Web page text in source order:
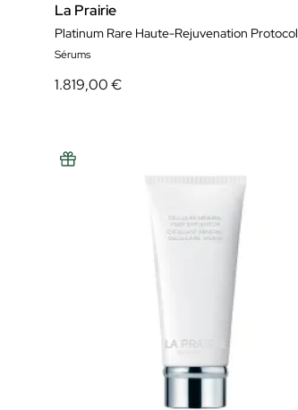
La Prairie
Platinum Rare Haute-Rejuvenation Protocol
Sérums
1.819,00 €